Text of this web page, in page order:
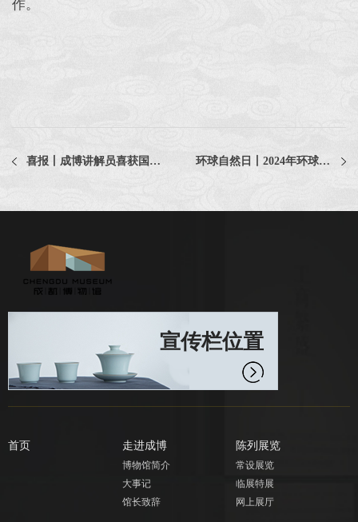
作。
喜报丨成博讲解员喜获国家级博物馆讲解大赛二等奖！ 环球自然日丨2024年环球自然日四川赛区 正式启动啦！
宣传栏位置
首页 走进成博
博物馆简介
大事记
馆长致辞
陈列展览
常设展览
临展特展
网上展厅